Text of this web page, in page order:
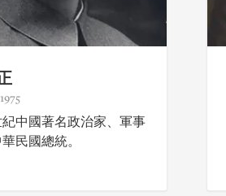
中國著名政治家、軍事
民國總統。